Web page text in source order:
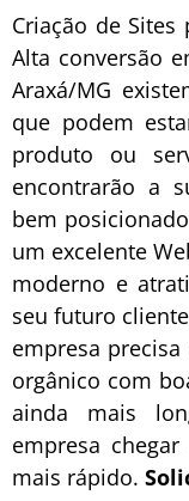
Criação de
Alta conversão
Araxá/MG
que podem
produto ou
encontrarão a
bem
um excelente
moderno e
seu futuro
empresa
orgânico com
ainda mais
empresa
mais rápido.